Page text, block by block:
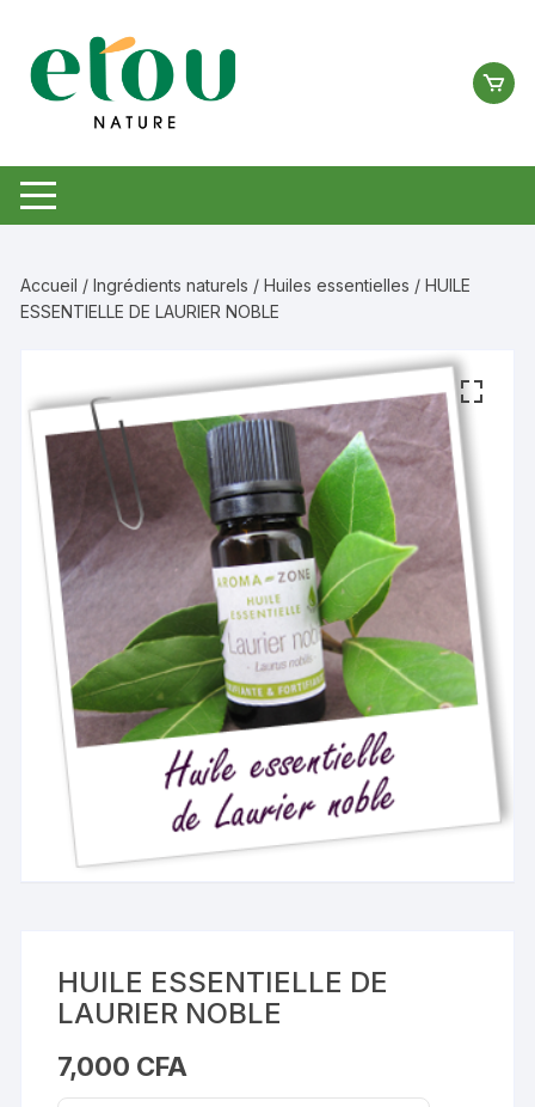
contenu
Accueil /Ingrédients naturels /Huiles essentielles / HUILE
ESSENTIELLE DE LAURIER NOBLE
HUILE ESSENTIELLE DE
LAURIER NOBLE
7,000 CFA